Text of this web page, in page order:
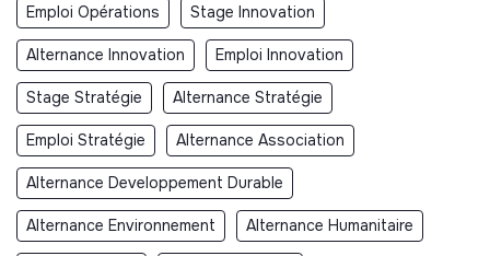
Rythme d’alternance: A discuter
Début de la mission :
Dès que possible
Entretiens :Entretiens avec la direction.
Emploi Opérations Stage Innovation
Alternance Innovation Emploi Innovation
Stage Stratégie Alternance Stratégie
Emploi Stratégie Alternance Association
Alternance Developpement Durable
Alternance Environnement Alternance Humanitaire